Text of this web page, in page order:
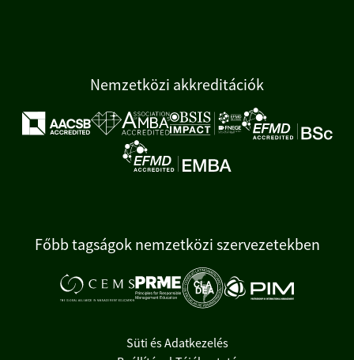
Nemzetközi akkreditációk
Főbb tagságok nemzetközi szervezetekben
Süti és Adatkezelés